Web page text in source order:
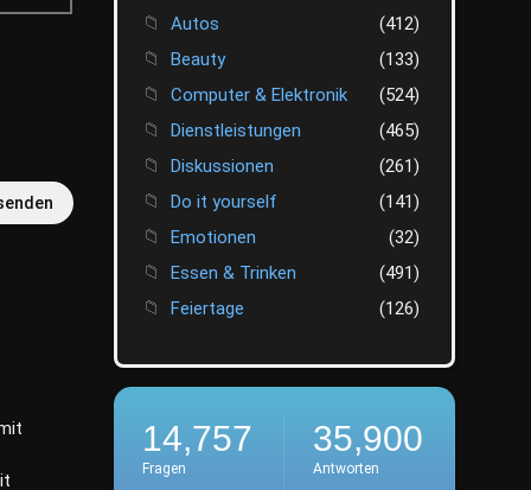
Autos
(412)
Beauty
(133)
Computer & Elektronik
(524)
Dienstleistungen
(465)
Diskussionen
(261)
Do it yourself
(141)
Emotionen
(32)
Essen & Trinken
(491)
Feiertage
(126)
Hochzeit
(32)
14,757
Fragen
35,900
Antworten